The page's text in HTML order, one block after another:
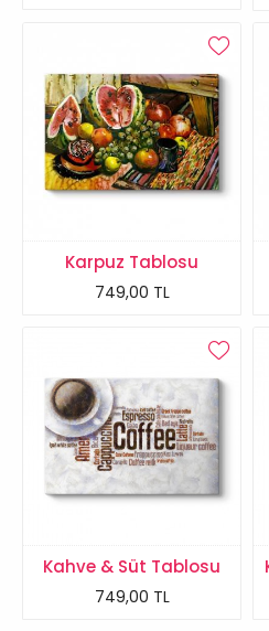
Karpuz Tablosu
749,00 TL
Kahve & Süt Tablosu
749,00 TL